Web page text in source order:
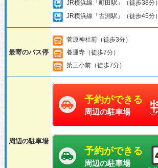
JR横浜線「町田駅」（徒歩38分）
JR横浜線「古淵駅」（徒歩45分）
最寄のバス停
菅原神社前（徒歩3分）
養運寺（徒歩7分）
第三小前（徒歩7分）
周辺の駐車場
予約ができる
周辺の駐車場
予約ができる
周辺の駐車場